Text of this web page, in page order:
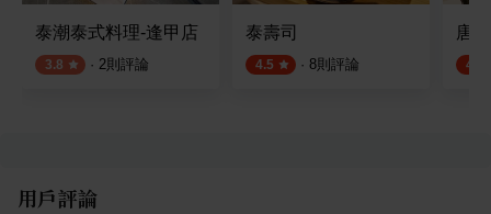
泰潮泰式料理-逢甲店
3.8 · 2則評論
泰壽司
4.5 · 8則評論
唐
4.7
用戶評論